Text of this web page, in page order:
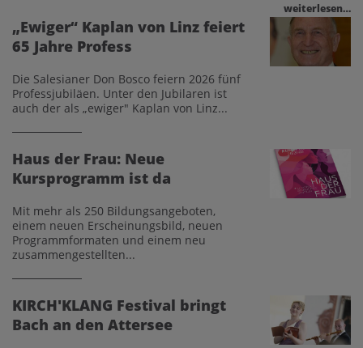
weiterlesen…
„Ewiger“ Kaplan von Linz feiert
65 Jahre Profess
Die Salesianer Don Bosco feiern 2026 fünf
Professjubiläen. Unter den Jubilaren ist
auch der als „ewiger" Kaplan von Linz...
Haus der Frau: Neue
Kursprogramm ist da
Mit mehr als 250 Bildungsangeboten,
einem neuen Erscheinungsbild, neuen
Programmformaten und einem neu
zusammengestellten...
KIRCH'KLANG Festival bringt
Bach an den Attersee